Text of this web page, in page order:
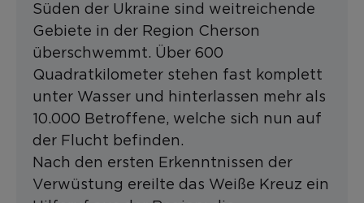
Süden der Ukraine sind weitreichende
Gebiete in der Region Cherson
überschwemmt. Über 600
Quadratkilometer stehen fast komplett
unter Wasser und hinterlassen mehr als
10.000 Betroffene, welche sich nun auf
der Flucht befinden.
Nach den ersten Erkenntnissen der
Verwüstung ereilte das Weiße Kreuz ein